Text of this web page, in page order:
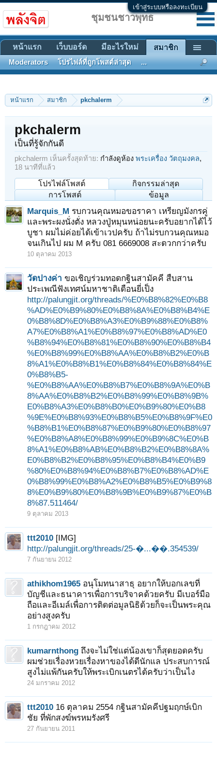
เข้าสู่ระบบหรือลงทะเบียน
หน้าแรก สมาชิก pkchalerm
pkchalerm
เป็นที่รู้จักกันดี
pkchalerm เห็นครั้งสุดท้าย: กำลังดูห้อง พระเครื่อง วัตถุมงคล,
18 นาทีที่แล้ว
โปรไฟล์โพสต์
กิจกรรมล่าสุด
การโพสต์
ข้อมูล
Marquis_M รบกวนคุณหมอขอราคา เหรียญมังกรคู่
และพระผงนั่งตั่ง หลวงปู่หมุนหน่อยนะครับอยากได้ไว้
บูชา ผมไม่ค่อยได้เข้าเวปครับ ถ้าไม่รบกวนคุณหมอ
จนเกินไป ผม M ครับ 081 6669008 สะดวกกว่าครับ
10 ตุลาคม 2013
วัดปางค่า ขอเชิญร่วมทอดกฐินสามัคคี สืบสาน
ประเพณีฟังเทศน์มหาชาติเดือนยี่เป็ง
http://palungjit.org/threads/%E0%B8%82%E0%B8
%AD%E0%B9%80%E0%B8%8A%E0%B8%B4%E
0%B8%8D%E0%B8%A3%E0%B9%88%E0%B8%
A7%E0%B8%A1%E0%B8%97%E0%B8%AD%E0
%B8%94%E0%B8%81%E0%B8%90%E0%B8%B4
%E0%B8%99%E0%B8%AA%E0%B8%B2%E0%B
8%A1%E0%B8%B1%E0%B8%84%E0%B8%84%E
0%B8%B5-
%E0%B8%AA%E0%B8%B7%E0%B8%9A%E0%B
8%AA%E0%B8%B2%E0%B8%99%E0%B8%9B%
E0%B8%A3%E0%B8%B0%E0%B9%80%E0%B8
%9E%E0%B8%93%E0%B8%B5%E0%B8%9F%E0
%B8%B1%E0%B8%87%E0%B9%80%E0%B8%97
%E0%B8%A8%E0%B8%99%E0%B9%8C%E0%B
8%A1%E0%B8%AB%E0%B8%B2%E0%B8%8A%
E0%B8%B2%E0%B8%95%E0%B8%B4%E0%B9
%80%E0%B8%94%E0%B8%B7%E0%B8%AD%E
0%B8%99%E0%B8%A2%E0%B8%B5%E0%B9%8
8%E0%B9%80%E0%B8%9B%E0%B9%87%E0%B
8%87.511464/
9 ตุลาคม 2013
ttt2010 [IMG]
http://palungjit.org/threads/25-�...��.354539/
7 กันยายน 2012
athikhom1965 อนุโมทนาสาธุ อยากให้บอกเลขที่
บัญชีและธนาคารเพื่อการบริจาคด้วยครับ มีเบอร์มือ
ถือและอีเมล์เพื่อการติดต่อมูลนิธิด้วยก็จะเป็นพระคุณ
อย่างสูงครับ
1 กรกฎาคม 2012
kumarnthong ถึงจะไม่ใช่แต่น้องเขาก็สุดยอดครับ
ผมช่วยเรื่องหวยเรื่องหาของได้ดีนักแล ประสบการณ์
สูงไม่แพ้กันครับให้พระเบิกเนตรได้ครับว่าเป็นไง
24 มกราคม 2012
ttt2010 16 ตุลาคม 2554 กฐินสามัคคีปฐมฤกษ์เบิก
ชัย ที่พักสงฆ์พรหมรังศรี
27 กันยายน 2011
ชุมชนชาวพุทธ
หน้าแรก เว็บบอร์ด มีอะไรใหม่ สมาชิก
Moderators โปรไฟล์ที่ถูกโพสต์ล่าสุด ...